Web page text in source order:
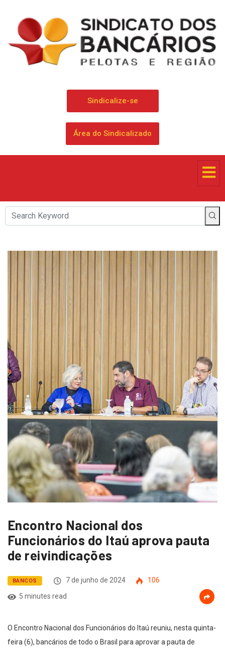
Sindicalize-se
Área do Sindicalizado
Encontro Nacional dos
Funcionários do Itaú aprova pauta
de reivindicações
BANCOS 7 de junho de 2024
106
5 minutes read
O Encontro Nacional dos Funcionários do Itaú reuniu, nesta quinta-
feira (6), bancários de todo o Brasil para aprovar a pauta de